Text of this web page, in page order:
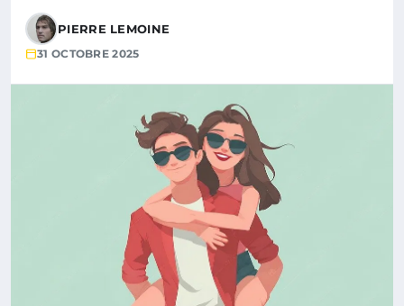
PIERRE LEMOINE
31 OCTOBRE 2025